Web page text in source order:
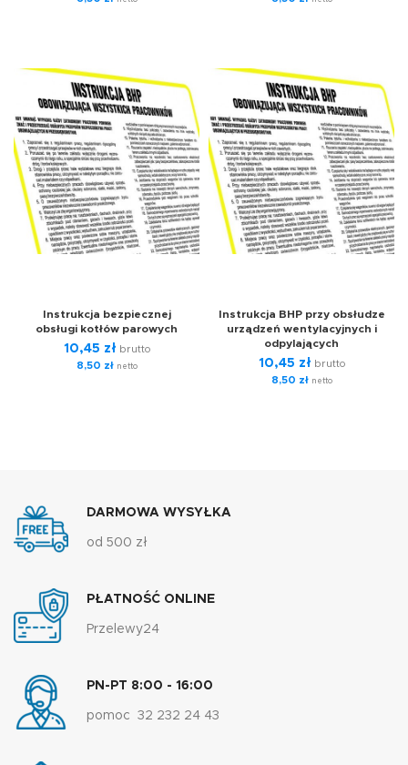
Instrukcja bezpiecznej
obsługi kotłów parowych
10,45 zł brutto
8,50 złnetto
Instrukcja BHP przy obsłudze
urządzeń wentylacyjnych i
odpylających
10,45 zł brutto
8,50 złnetto
DARMOWA WYSYŁKA
od 500 zł
PŁATNOŚĆ ONLINE
Przelewy24
PN-PT 8:00 - 16:00
pomoc 32 232 24 43